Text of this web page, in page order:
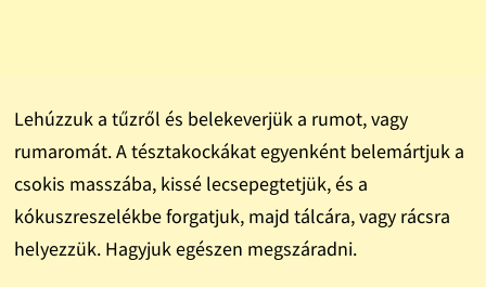
Lehúzzuk a tűzről és belekeverjük a rumot, vagy
rumaromát. A tésztakockákat egyenként belemártjuk a
csokis masszába, kissé lecsepegtetjük, és a
kókuszreszelékbe forgatjuk, majd tálcára, vagy rácsra
helyezzük. Hagyjuk egészen megszáradni.